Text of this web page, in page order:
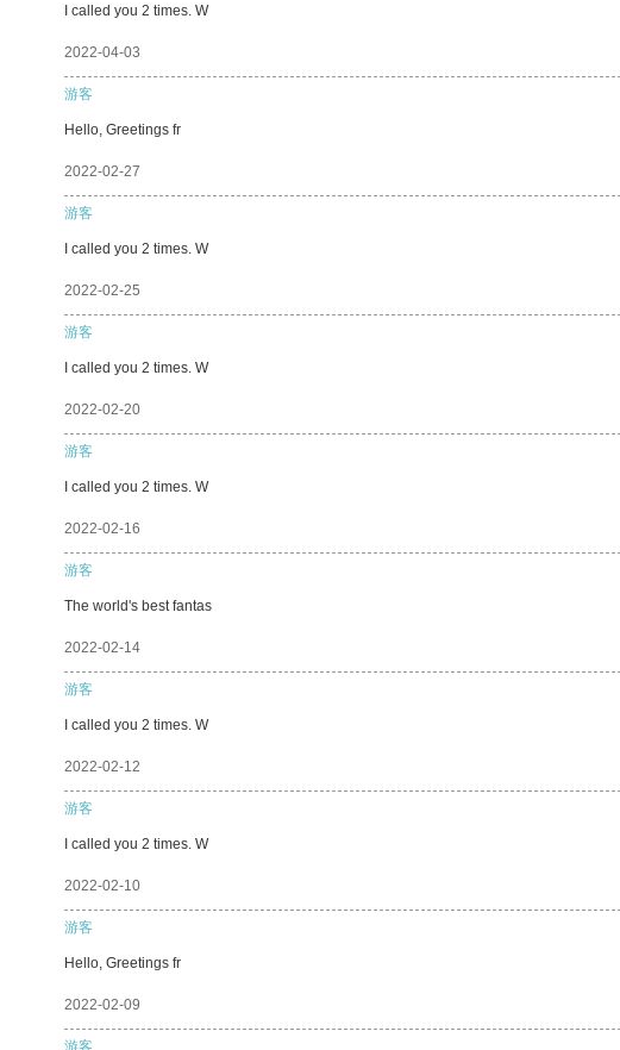
I called you 2 times. W
2022-04-03
游客
Hello, Greetings fr
2022-02-27
游客
I called you 2 times. W
2022-02-25
游客
I called you 2 times. W
2022-02-20
游客
I called you 2 times. W
2022-02-16
游客
The world's best fantas
2022-02-14
游客
I called you 2 times. W
2022-02-12
游客
I called you 2 times. W
2022-02-10
游客
Hello, Greetings fr
2022-02-09
游客